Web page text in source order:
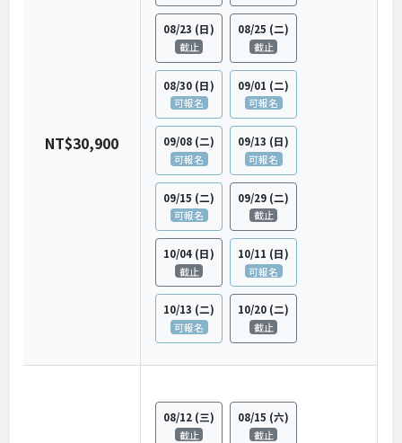
NT$30,900
08/23 (日)
截止
08/25 (二)
截止
08/30 (日)
可報名
09/01 (二)
可報名
09/08 (二)
可報名
09/13 (日)
可報名
09/15 (二)
可報名
09/29 (二)
截止
10/04 (日)
截止
10/11 (日)
可報名
10/13 (二)
可報名
10/20 (二)
截止
08/12 (三)
截止
08/15 (六)
截止